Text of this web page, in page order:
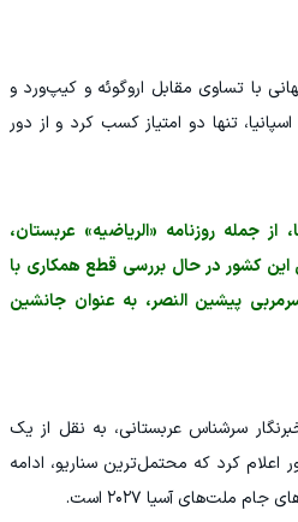
با تساوی مقابل اروگوئه و کیپ‌ورد و
تنها دو امتیاز کسب کرد و از دور
جمله روزنامه «الریاضیه» عربستان،
این کشور در حال بررسی قطع همکاری با
پیشین النصر، به عنوان جانشین
سرشناس عربستانی، به نقل از یک
اعلام کرد که محتمل‌ترین سناریو، ادامه
ملت‌های آسیا ۲۰۲۷ است.